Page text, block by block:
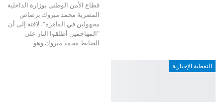
قطاع الأمن الوطني بوزارة الداخلية
المصرية محمد مبروك برصاص
مجهولين في القاهرة"، لافتة إلى أن
"المهاجمين أطلقوا النار على
الضابط محمد مبروك وهو…
التغطية الإخبارية